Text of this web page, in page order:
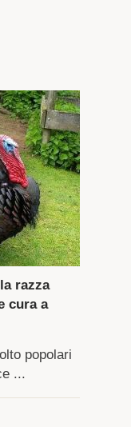
razza
cura a
popolari
...